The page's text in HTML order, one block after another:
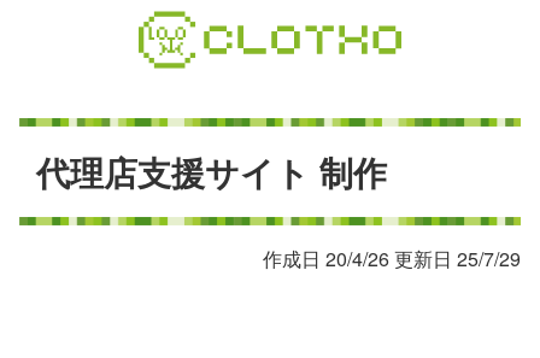
代理店支援サイ ト 制作
作成日 20/4/26 更新日 25/7/29